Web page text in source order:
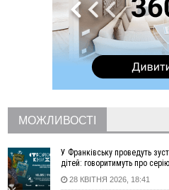
На Верховинщині під час
жінка
35 цимбалістів на
На Прикарпатті за пів року
нетверезих водіїв
08:08
рф масовано атакувала Київ
десятки постраждалих і
04 Серпня
19:49
«Коли я обернувся, ворог уже
командир з Надвірної на
МОЖЛИВОСТІ
У Франківську проведуть
дітей: говоритимуть про
28 КВІТНЯ 2026, 18:41